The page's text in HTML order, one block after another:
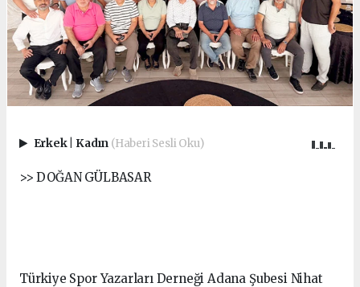
Erkek Kadın (Haberi Sesli Oku)
>> DOĞAN GÜLBASAR
Türkiye Spor Yazarları Derneği Adana Şubesi Nihat